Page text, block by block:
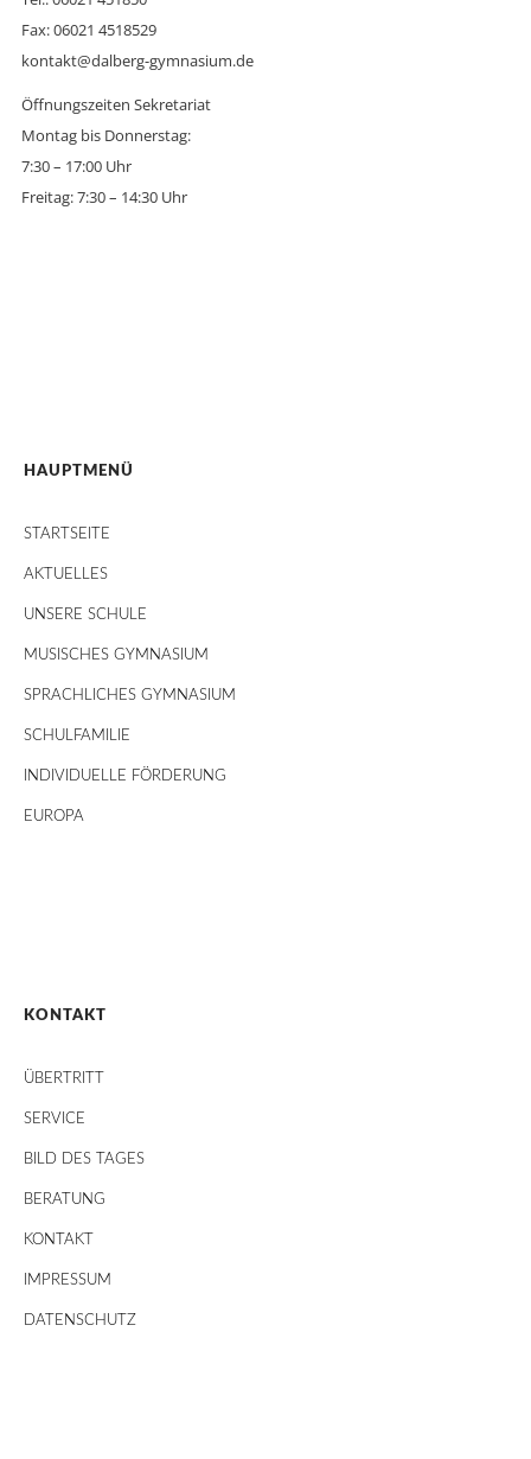
Fax: 06021 4518529
kontakt@dalberg-gymnasium.de
Öffnungszeiten Sekretariat
Montag bis Donnerstag:
7:30 – 17:00 Uhr
Freitag: 7:30 – 14:30 Uhr
HAUPTMENÜ
STARTSEITE
AKTUELLES
UNSERE SCHULE
MUSISCHES GYMNASIUM
SPRACHLICHES GYMNASIUM
SCHULFAMILIE
INDIVIDUELLE FÖRDERUNG
EUROPA
KONTAKT
ÜBERTRITT
SERVICE
BILD DES TAGES
BERATUNG
KONTAKT
IMPRESSUM
DATENSCHUTZ